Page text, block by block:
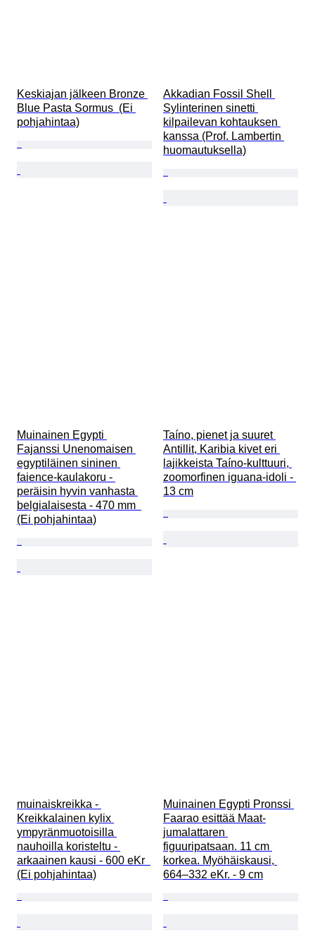
Keskiajan jälkeen Bronze
Blue Pasta Sormus  (Ei
pohjahintaa)
Akkadian Fossil Shell
Sylinterinen sinetti
kilpailevan kohtauksen
kanssa (Prof. Lambertin
huomautuksella)
Muinainen Egypti
Fajanssi Unenomaisen
egyptiläinen sininen
faience-kaulakoru -
peräisin hyvin vanhasta
belgialaisesta - 470 mm
(Ei pohjahintaa)
Taíno, pienet ja suuret
Antillit, Karibia kivet eri
lajikkeista Taíno-kulttuuri,
zoomorfinen iguana-idoli -
13 cm
muinaiskreikka -
Kreikkalainen kylix
ympyränmuotoisilla
nauhoilla koristeltu -
arkaainen kausi - 600 eKr
(Ei pohjahintaa)
Muinainen Egypti Pronssi
Faarao esittää Maat-
jumalattaren
figuuripatsaan. 11 cm
korkea. Myöhäiskausi,
664–332 eKr. - 9 cm